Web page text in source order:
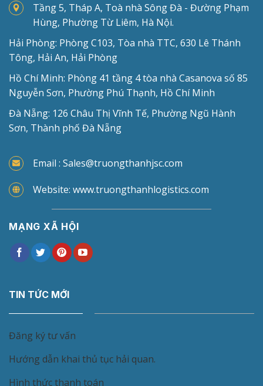
Tầng 5, Tháp A, Toà nhà Sông Đà - Đường Phạm
Hùng, Phường Từ Liêm, Hà Nội.
Hải Phòng: Phòng C103, Tòa nhà TTC, 630 Lê Thánh
Tông, Hải An, Hải Phòng
Hồ Chí Minh: Phòng 41 tầng 4 tòa nhà Casanova số 85
Nguyễn Sơn, Phường Phú Thạnh, Hồ Chí Minh
Đà Nẵng: 126 Châu Thị Vĩnh Tế, Phường Ngũ Hành
Sơn, Thành phố Đà Nẵng
Email : Sales@truongthanhjsc.com
Website: www.truongthanhlogistics.com
MẠNG XÃ HỘI
TIN TỨC MỚI
Đăng ký tư vấn
Hướng dẫn khai thủ tục hải quan.
Hình thức thanh toán